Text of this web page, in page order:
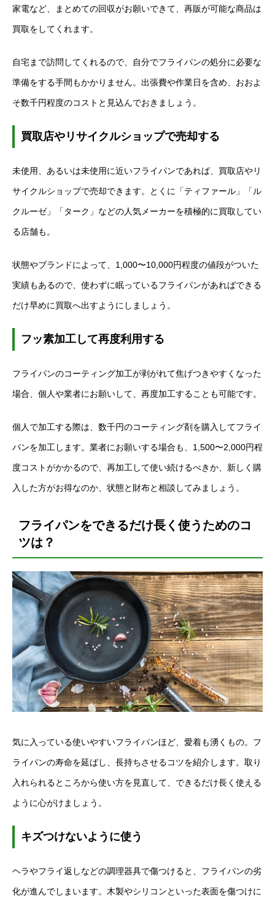
家電など、まとめての回収がお願いできて、再販が可能な商品は
買取をしてくれます。
自宅まで訪問してくれるので、自分でフライパンの処分に必要な
準備をする手間もかかりません。出張費や作業日を含め、おおよ
そ数千円程度のコストと見込んでおきましょう。
買取店やリサイクルショップで売却する
未使用、あるいは未使用に近いフライパンであれば、買取店やリ
サイクルショップで売却できます。とくに「ティファール」「ル
クルーゼ」「ターク」などの人気メーカーを積極的に買取してい
る店舗も。
状態やブランドによって、1,000〜10,000円程度の値段がついた
実績もあるので、使わずに眠っているフライパンがあればできる
だけ早めに買取へ出すようにしましょう。
フッ素加工して再度利用する
フライパンのコーティング加工が剥がれて焦げつきやすくなった
場合、個人や業者にお願いして、再度加工することも可能です。
個人で加工する際は、数千円のコーティング剤を購入してフライ
パンを加工します。業者にお願いする場合も、1,500〜2,000円程
度コストがかかるので、再加工して使い続けるべきか、新しく購
入した方がお得なのか、状態と財布と相談してみましょう。
フライパンをできるだけ長く使うためのコ
ツは？
気に入っている使いやすいフライパンほど、愛着も湧くもの。フ
ライパンの寿命を延ばし、長持ちさせるコツを紹介します。取り
入れられるところから使い方を見直して、できるだけ長く使える
ように心がけましょう。
キズつけないように使う
ヘラやフライ返しなどの調理器具で傷つけると、フライパンの劣
化が進んでしまいます。木製やシリコンといった表面を傷つけに